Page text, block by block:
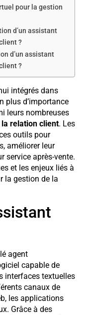
pour la gestion
d’un assistant
?
d’un assistant
?
intégrés dans
plus d’importance
leurs nombreuses
relation client. Les
outils pour
améliorer leur
service après-vente.
et les enjeux liés à
la gestion de la
agent
capable de
interfaces textuelles
canaux de
les applications
Grâce à des